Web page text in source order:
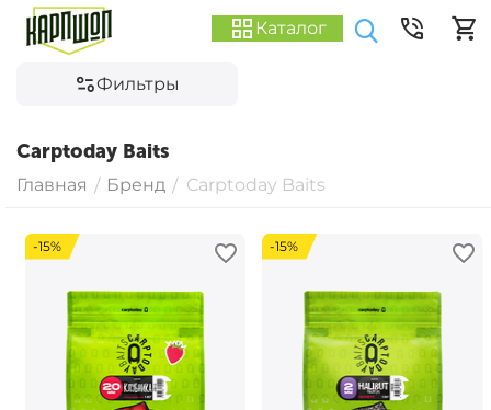
Каталог
Фильтры
Carptoday Baits
Главная / Бренд / Carptoday Baits
-15% -15%